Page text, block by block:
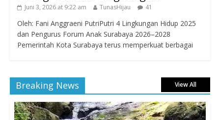
Juni 3, 2026 at 9:22 am TunasHijau 41
Oleh: Fani Anggraeni PutriPutri 4 Lingkungan Hidup 2025
dan Pengurus Forum Anak Surabaya 2026–2028
Pemerintah Kota Surabaya terus memperkuat berbagai
Breaking News View All